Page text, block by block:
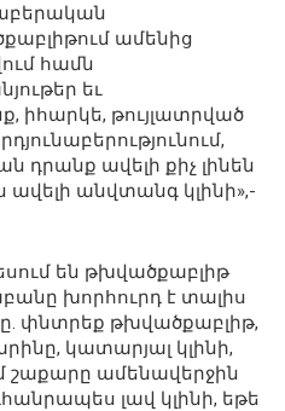
ամենից
համն
եւ
իհարկե, թույլատրված
դրանք ավելի քիչ լինեն
անվտանգ կլինի»,-
են թխվածքաբլիթ
խորհուրդ է տալիս
փնտրեք թխվածքաբլիթ,
կատարյալ կլինի,
շաքարը ամենավերջին
լավ կլինի, եթե